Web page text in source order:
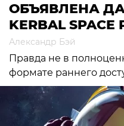
ОБЪЯВЛЕНА
KERBAL SPACE
Александр Бэй
Правда не в
формате раннего